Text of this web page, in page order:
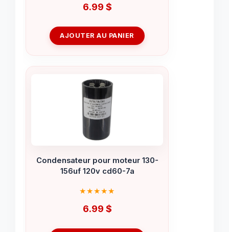
6.99 $
AJOUTER AU PANIER
Condensateur pour moteur 130-
156uf 120v cd60-7a
6.99 $